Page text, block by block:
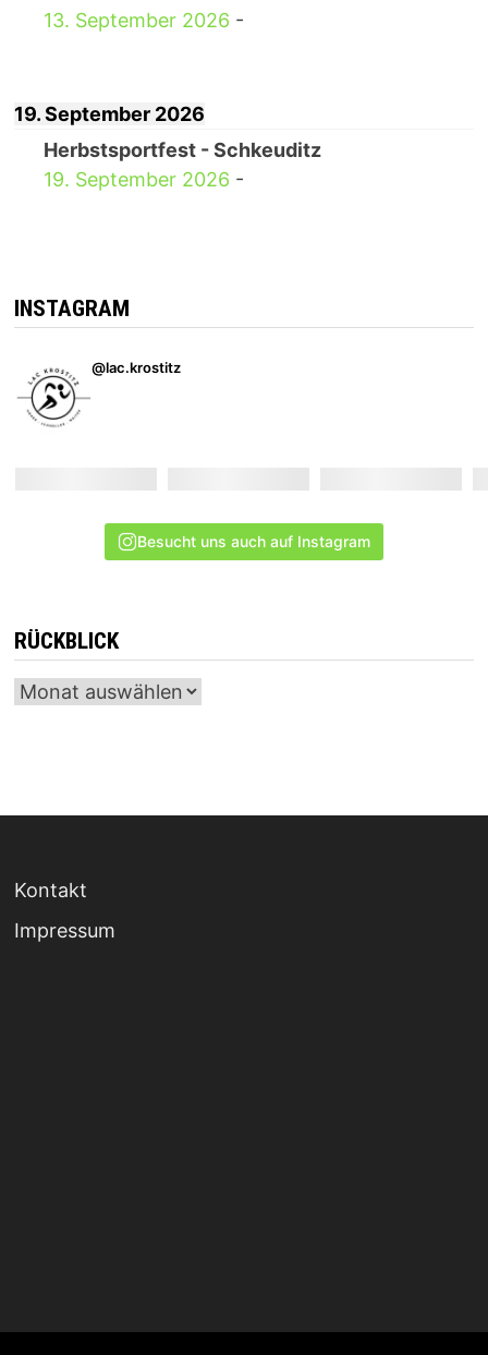
13. September 2026 -
19. September 2026
Herbstsportfest - Schkeuditz
19. September 2026 -
INSTAGRAM
@lac.krostitz
Besucht uns auch auf Instagram
RÜCKBLICK
Archiv
Kontakt
Impressum